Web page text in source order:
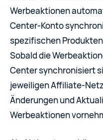
Werbeaktionen
Center-Konto
spezifischen
Sobald die
Center synchronisiert
jeweiligen Affiliate-
Änderungen und
Werbeaktionen